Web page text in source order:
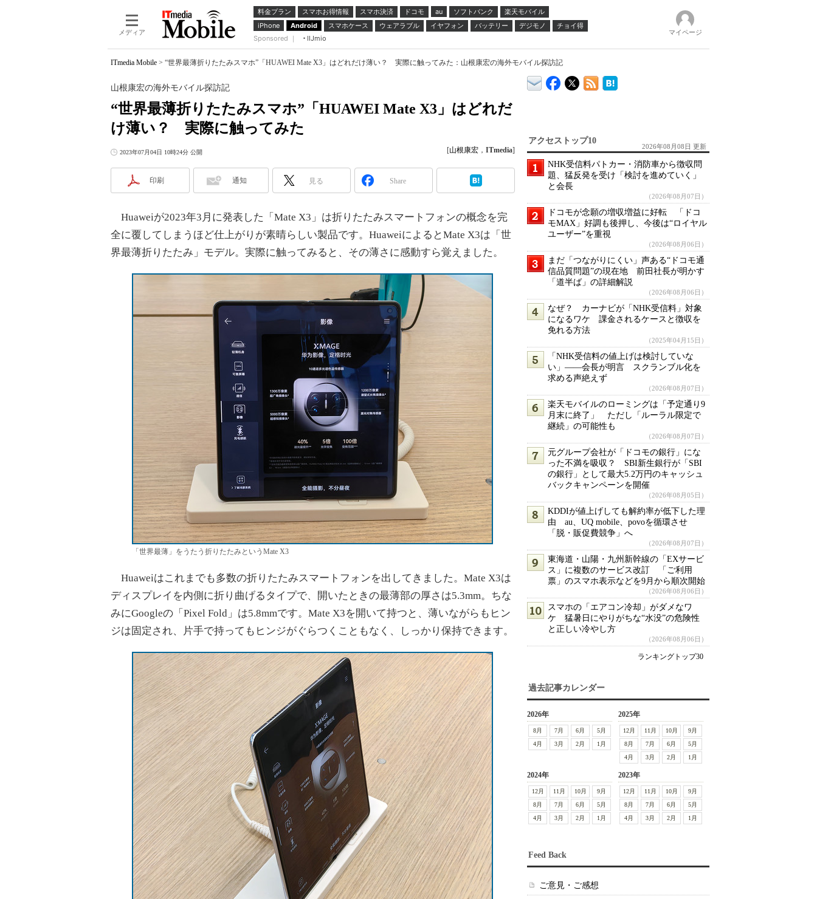
メディア
料金プラン スマホお得情報 スマホ決済 ドコモ au ソフトバンク
楽天モバイル
iPhone
Android スマホケース ウェアラブル イヤフォン バッテリー デジモノ
チョイ得
Sponsored ｜
IIJmio
マイページ
ITmedia Mobile > “世界最薄折りたたみスマホ”「HUAWEI Mate X3」はどれだけ薄い？ 実際に触ってみた：山根康宏の海外モバイル探訪記
“世界最薄折りたたみスマホ”「HUAWEI Mate X3」はどれだ
け薄い？ 実際に触ってみた
山根康宏の海外モバイル探訪記
2023年07月04日 10時24分 公開 [山根康宏 ， ITmedia]
印刷 通知 見る Share
Huaweiが2023年3月に発表した「Mate X3」は折りたたみスマートフォンの概念を完
全に覆してしまうほど仕上がりが素晴らしい製品です。HuaweiによるとMate X3は「世
界最薄折りたたみ」モデル。実際に触ってみると、その薄さに感動すら覚えました。
「世界最薄」をうたう折りたたみというMate X3
Huaweiはこれまでも多数の折りたたみスマートフォンを出してきました。Mate X3は
ディスプレイを内側に折り曲げるタイプで、開いたときの最薄部の厚さは5.3mm。ちな
みにGoogleの「Pixel Fold」は5.8mmです。Mate X3を開いて持つと、薄いながらもヒン
ジは固定され、片手で持ってもヒンジがぐらつくこともなく、しっかり保持できます。
アクセストップ10
2026年08月08日 更新
NHK受信料パトカー・消防車から徴収問
題、猛反発を受け「検討を進めていく」
と会長
（2026年08月07日）
ドコモが念願の増収増益に好転 「ドコ
モMAX」好調も後押し、今後は“ロイヤル
ユーザー”を重視
（2026年08月06日）
まだ「つながりにくい」声ある“ドコモ通
信品質問題”の現在地 前田社長が明かす
「道半ば」の詳細解説
（2026年08月06日）
なぜ？ カーナビが「NHK受信料」対象
になるワケ 課金されるケースと徴収を
免れる方法
（2025年04月15日）
「NHK受信料の値上げは検討していな
い」――会長が明言 スクランブル化を
求める声絶えず
（2026年08月07日）
楽天モバイルのローミングは「予定通り9
月末に終了」 ただし「ルーラル限定で
継続」の可能性も
（2026年08月07日）
元グループ会社が「ドコモの銀行」にな
った不満を吸収？ SBI新生銀行が「SBI
の銀行」として最大5.2万円のキャッシュ
バックキャンペーンを開催
（2026年08月05日）
KDDIが値上げしても解約率が低下した理
由 au、UQ mobile、povoを循環させ
「脱・販促費競争」へ
（2026年08月07日）
東海道・山陽・九州新幹線の「EXサービ
ス」に複数のサービス改訂 「ご利用
票」のスマホ表示などを9月から順次開始
（2026年08月06日）
スマホの「エアコン冷却」がダメなワ
ケ 猛暑日にやりがちな“水没”の危険性
と正しい冷やし方
（2026年08月06日）
ランキングトップ30
過去記事カレンダー
2026年
8月 7月 6月
5月
4月
3月 2月 1月
2025年
12月 11月 10月
9月
8月
7月 6月
5月
4月
3月 2月 1月
2024年
12月 11月 10月
9月
8月
7月 6月
5月
4月
3月 2月 1月
2023年
12月 11月 10月
9月
8月
7月 6月
5月
4月
3月 2月 1月
Feed Back
ご意見・ご感想